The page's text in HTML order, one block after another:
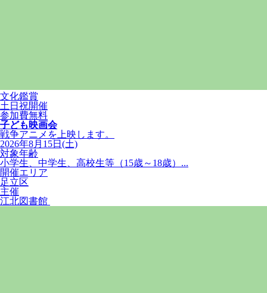
文化鑑賞
土日祝開催
参加費無料
子ども映画会
戦争アニメを上映します。
2026年8月15日(土)
対象年齢
小学生、中学生、高校生等（15歳～18歳）...
開催エリア
足立区
主催
江北図書館